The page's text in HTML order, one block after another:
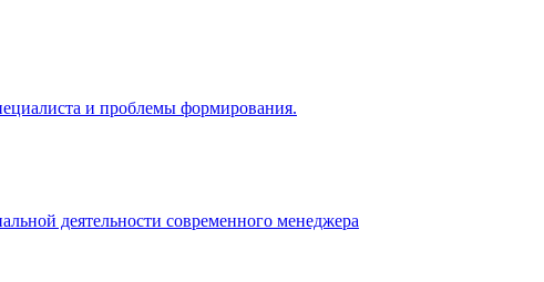
и проблемы формирования.
деятельности современного менеджера